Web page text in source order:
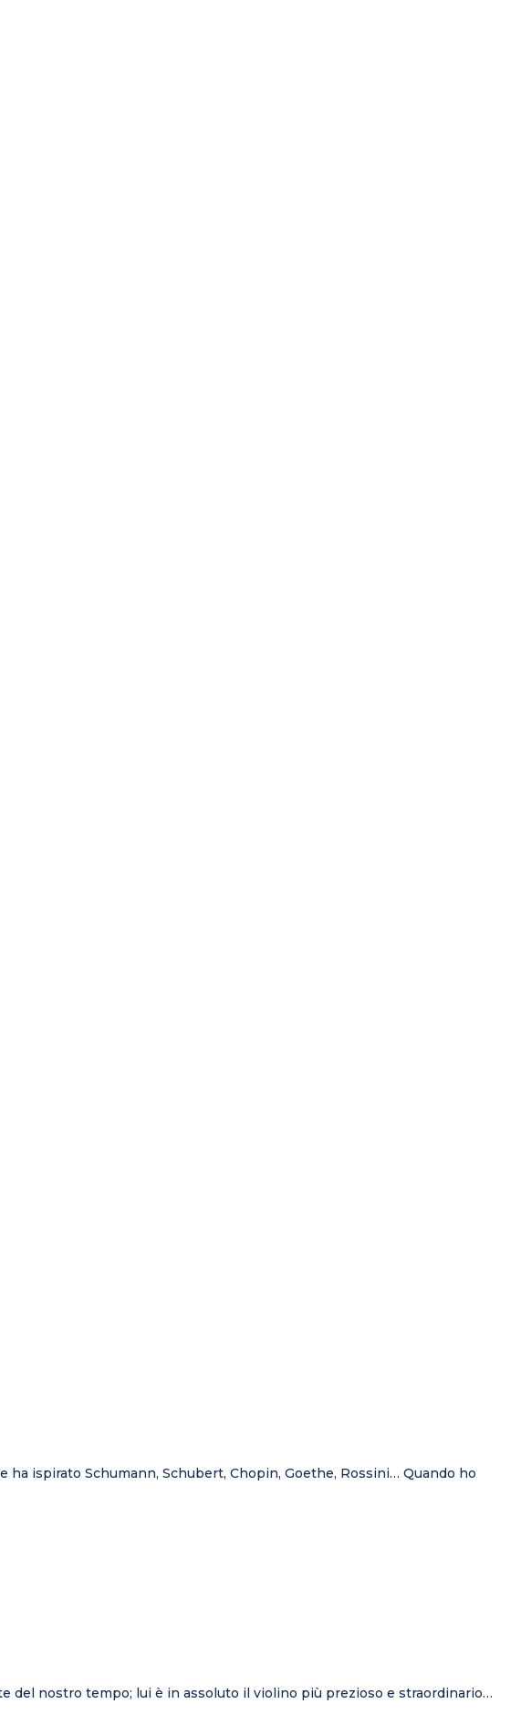
ispirato Schumann, Schubert, Chopin, Goethe, Rossini… Quando ho
del nostro tempo; lui è in assoluto il violino più prezioso e straordinario…